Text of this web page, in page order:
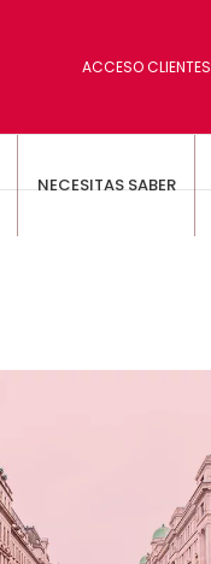
ACCESO CLIENTES
NECESITAS SABER